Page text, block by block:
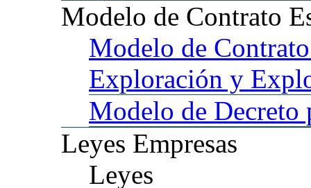
Modelo de Contrato
Modelo de
Exploración y
Modelo de Decreto
Leyes Empresas
Leyes